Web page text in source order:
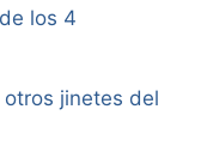
los 4
jinetes del